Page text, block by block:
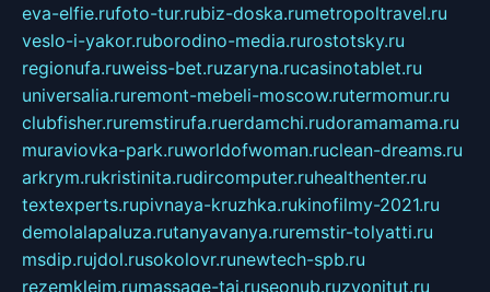
eva-elfie.rufoto-tur.rubiz-doska.rumetropoltravel.ru
veslo-i-yakor.ruborodino-media.rurostotsky.ru
regionufa.ruweiss-bet.ruzaryna.rucasinotablet.ru
universalia.ruremont-mebeli-moscow.rutermomur.ru
clubfisher.ruremstirufa.ruerdamchi.rudoramamama.ru
muraviovka-park.ruworldofwoman.ruclean-dreams.ru
arkrym.rukristinita.rudircomputer.ruhealthenter.ru
textexperts.rupivnaya-kruzhka.rukinofilmy-2021.ru
demolalapaluza.rutanyavanya.ruremstir-tolyatti.ru
msdip.rujdol.rusokolovr.runewtech-spb.ru
rezemkleim.rumassage-tai.ruseonub.ruzvonitut.ru